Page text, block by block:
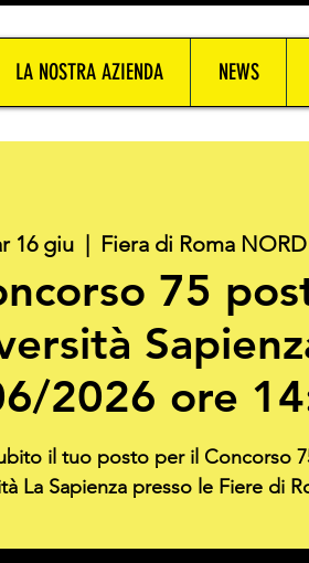
LA NOSTRA AZIENDA NEWS
16 giu
  |
Fiera di Roma NORD
75
2026 ore
il tuo posto per il Concorso
La Sapienza presso le Fiere di